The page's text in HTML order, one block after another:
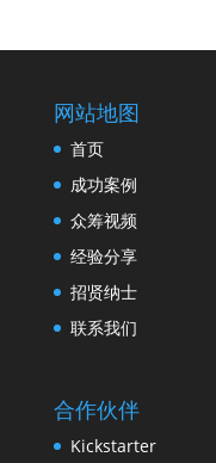
网站地图
首页
成功案例
众筹视频
经验分享
招贤纳士
联系我们
合作伙伴
Kickstarter